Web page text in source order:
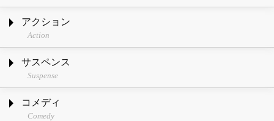
アクション
Action
サスペンス
Suspense
コメディ
Comedy